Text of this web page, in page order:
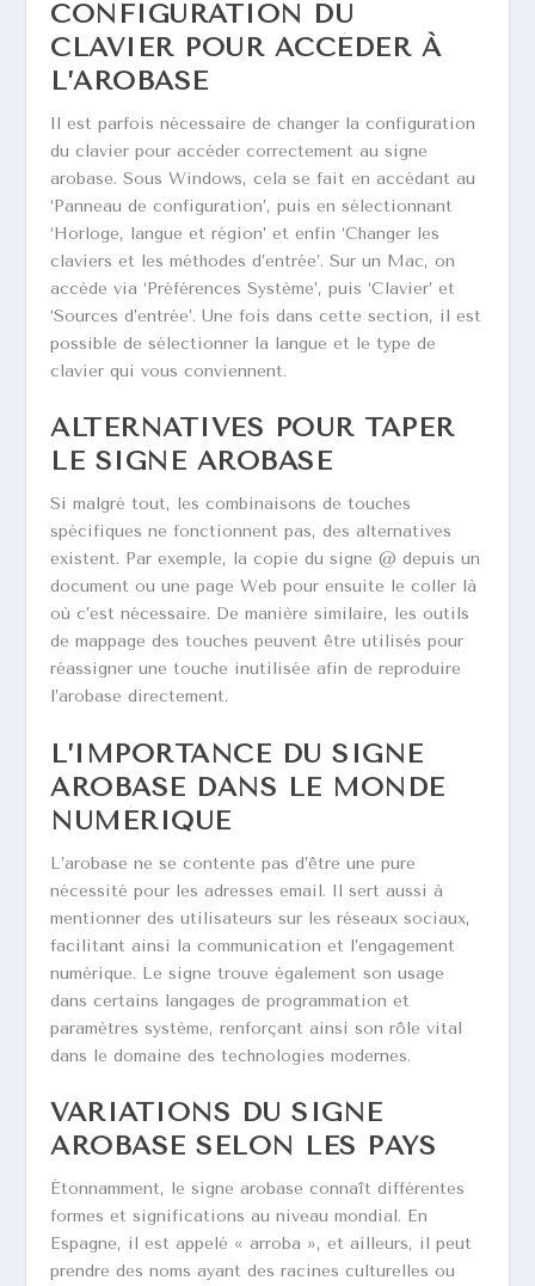
CONFIGURATION DU
CLAVIER POUR ACCÉDER À
L’AROBASE
Il est parfois nécessaire de changer la configuration
du clavier pour accéder correctement au signe
arobase. Sous Windows, cela se fait en accédant au
‘Panneau de configuration’, puis en sélectionnant
‘Horloge, langue et région’ et enfin ‘Changer les
claviers et les méthodes d’entrée’. Sur un Mac, on
accède via ‘Préférences Système’, puis ‘Clavier’ et
‘Sources d’entrée’. Une fois dans cette section, il est
possible de sélectionner la langue et le type de
clavier qui vous conviennent.
ALTERNATIVES POUR TAPER
LE SIGNE AROBASE
Si malgré tout, les combinaisons de touches
spécifiques ne fonctionnent pas, des alternatives
existent. Par exemple, la copie du signe @ depuis un
document ou une page Web pour ensuite le coller là
où c’est nécessaire. De manière similaire, les outils
de mappage des touches peuvent être utilisés pour
réassigner une touche inutilisée afin de reproduire
l’arobase directement.
L’IMPORTANCE DU SIGNE
AROBASE DANS LE MONDE
NUMÉRIQUE
L’arobase ne se contente pas d’être une pure
nécessité pour les adresses email. Il sert aussi à
mentionner des utilisateurs sur les réseaux sociaux,
facilitant ainsi la communication et l’engagement
numérique. Le signe trouve également son usage
dans certains langages de programmation et
paramètres système, renforçant ainsi son rôle vital
dans le domaine des technologies modernes.
VARIATIONS DU SIGNE
AROBASE SELON LES PAYS
Étonnamment, le signe arobase connaît différentes
formes et significations au niveau mondial. En
Espagne, il est appelé « arroba », et ailleurs, il peut
prendre des noms ayant des racines culturelles ou